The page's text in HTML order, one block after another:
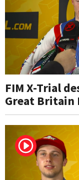
FIM X-Trial
Great